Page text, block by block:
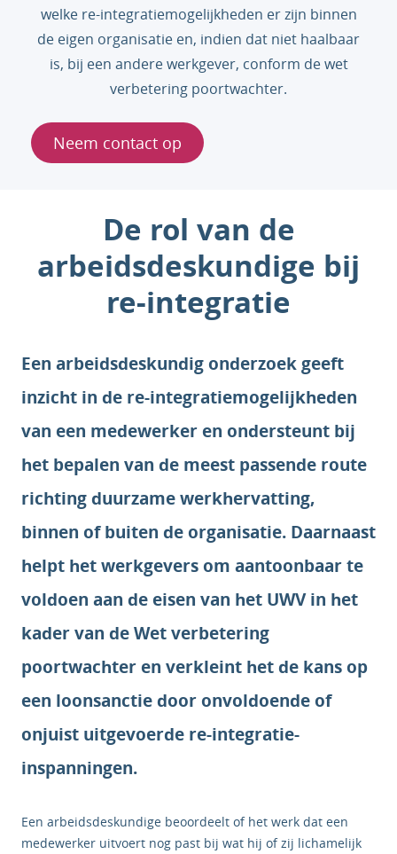
welke re-integratiemogelijkheden er zijn binnen
de eigen organisatie en, indien dat niet haalbaar
is, bij een andere werkgever, conform de wet
verbetering poortwachter.
Neem contact op
De rol van de
arbeidsdeskundige bij
re-integratie
Een arbeidsdeskundig onderzoek geeft
inzicht in de re-integratiemogelijkheden
van een medewerker en ondersteunt bij
het bepalen van de meest passende route
richting duurzame werkhervatting,
binnen of buiten de organisatie. Daarnaast
helpt het werkgevers om aantoonbaar te
voldoen aan de eisen van het UWV in het
kader van de Wet verbetering
poortwachter en verkleint het de kans op
een loonsanctie door onvoldoende of
onjuist uitgevoerde re-integratie-
inspanningen.
Een arbeidsdeskundige beoordeelt of het werk dat een
medewerker uitvoert nog past bij wat hij of zij lichamelijk